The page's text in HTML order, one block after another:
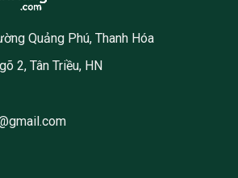
Quảng Phú, Thanh Hóa
2, Tân Triều, HN